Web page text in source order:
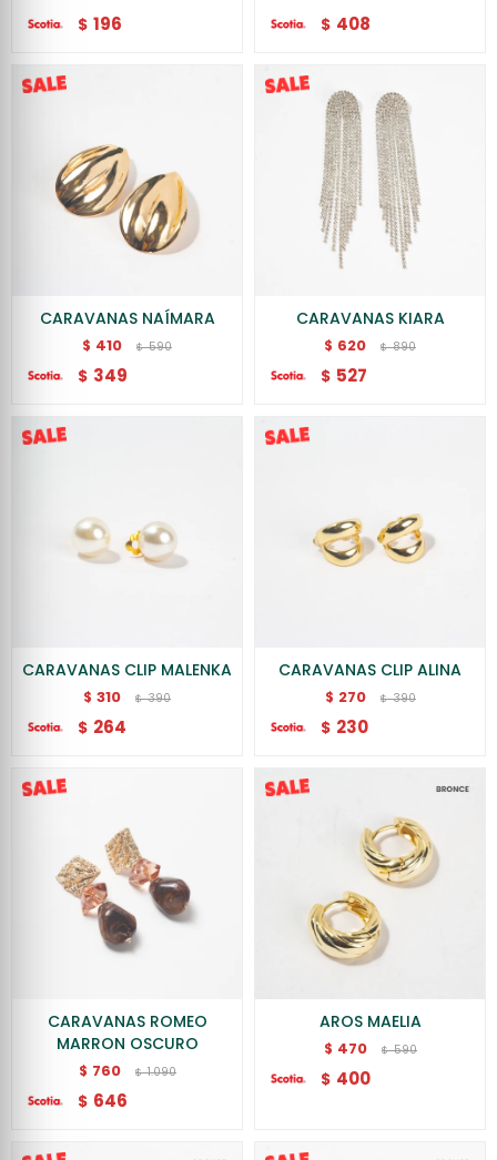
$ 196 $ 408
CARAVANAS NAÍMARA
$ 410 $ 590
$ 349
CARAVANAS KIARA
$ 620 $ 890
$ 527
CARAVANAS CLIP MALENKA
$ 310 $ 390
$ 264
CARAVANAS CLIP ALINA
$ 270 $ 390
$ 230
CARAVANAS ROMEO
MARRON OSCURO
$ 760 $ 1.090
$ 646
AROS MAELIA
$ 470 $ 590
$ 400